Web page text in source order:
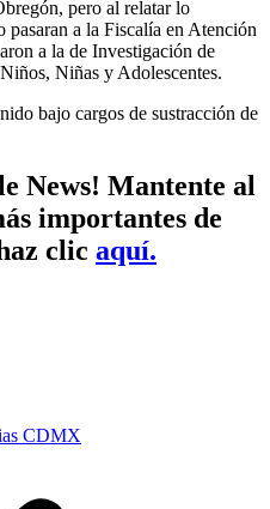
pero al relatar lo
a la Fiscalía en Atención
a la de Investigación de
Niñas y Adolescentes.
bajo cargos de sustracción de
News! Mantente al
importantes de
clic aquí.
CDMX